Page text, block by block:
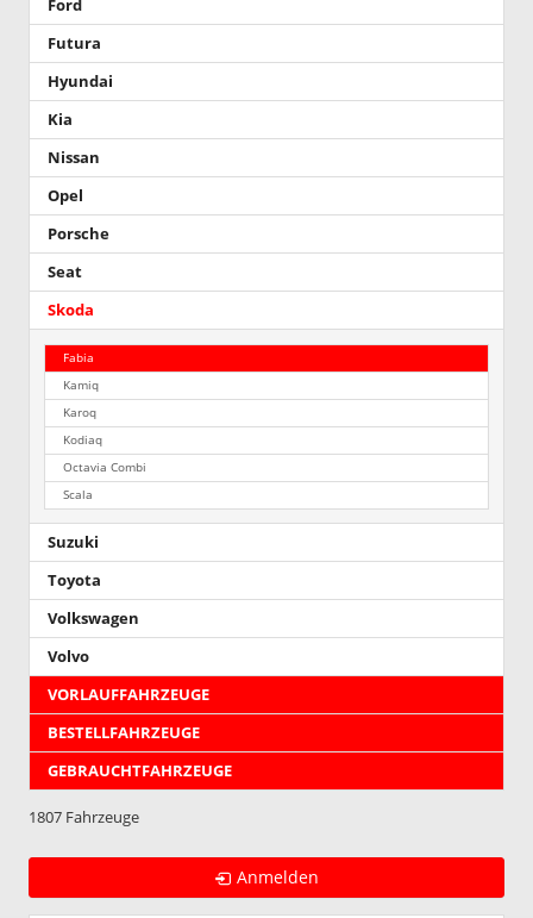
Ford
Futura
Hyundai
Kia
Nissan
Opel
Porsche
Seat
Skoda
Fabia
Kamiq
Karoq
Kodiaq
Octavia Combi
Scala
Suzuki
Toyota
Volkswagen
Volvo
VORLAUFFAHRZEUGE
BESTELLFAHRZEUGE
GEBRAUCHTFAHRZEUGE
1807 Fahrzeuge
Anmelden